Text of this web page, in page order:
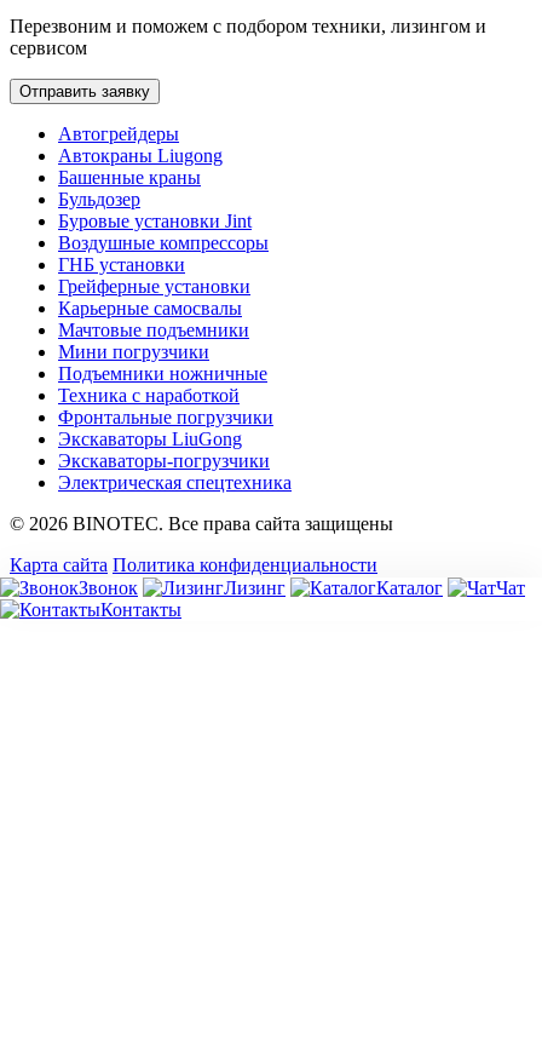
Перезвоним и поможем с подбором техники, лизингом и
сервисом
Отправить заявку
Автогрейдеры
Автокраны Liugong
Башенные краны
Бульдозер
Буровые установки Jint
Воздушные компрессоры
ГНБ установки
Грейферные установки
Карьерные самосвалы
Мачтовые подъемники
Мини погрузчики
Подъемники ножничные
Техника с наработкой
Фронтальные погрузчики
Экскаваторы LiuGong
Экскаваторы-погрузчики
Электрическая спецтехника
© 2026 BINOTEC. Все права сайта защищены
Карта сайта Политика конфиденциальности
Звонок
Лизинг Каталог
Чат
Контакты